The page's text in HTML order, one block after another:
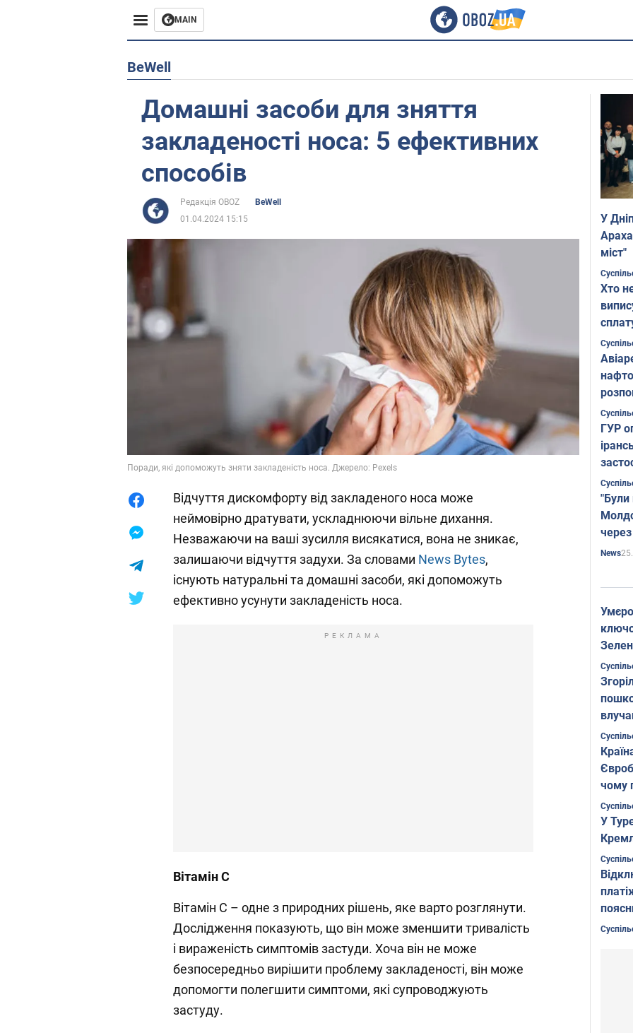
MAIN
Європа
Життя
BeWell
Домашні засоби для зняття
закладеності носа: 5 ефективних
способів
Редакція OBOZ
BeWell
01.04.2024 15:15
Поради, які допоможуть зняти закладеність носа. Джерело: Pexels
Відчуття дискомфорту від закладеного носа може
неймовірно дратувати, ускладнюючи вільне дихання.
Незважаючи на ваші зусилля висякатися, вона не зникає,
залишаючи відчуття задухи. За словами News Bytes,
існують натуральні та домашні засоби, які допоможуть
ефективно усунути закладеність носа.
РЕКЛАМА
Вітамін С
Вітамін С – одне з природних рішень, яке варто розглянути.
Дослідження показують, що він може зменшити тривалість
і вираженість симптомів застуди. Хоча він не може
безпосередньо вирішити проблему закладеності, він може
допомогти полегшити симптоми, які супроводжують
застуду.
У
міст"
Хто
ГУР
"Були
News
Фото
чому
У